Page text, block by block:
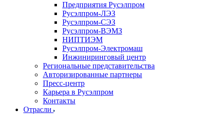
Предприятия Русэлпром
Русэлпром-ЛЭЗ
Русэлпром-СЭЗ
Русэлпром-ВЭМЗ
НИПТИЭМ
Русэлпром-Электромаш
Инжиниринговый центр
Региональные представительства
Авторизированные партнеры
Пресс-центр
Карьера в Русэлпром
Контакты
Отрасли